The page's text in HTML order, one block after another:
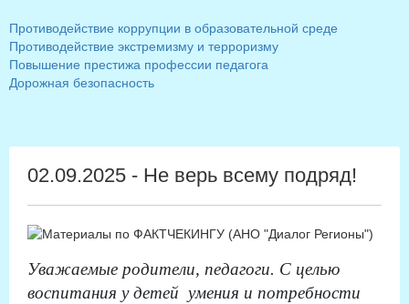
Противодействие коррупции в образовательной среде
Противодействие экстремизму и терроризму
Повышение престижа профессии педагога
Дорожная безопасность
02.09.2025 - Не верь всему подряд!
Уважаемые родители, педагоги. С целью
воспитания у детей умения и потребности